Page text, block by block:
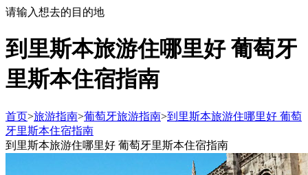
请输入想去的目的地
到里斯本旅游住哪里好 葡萄牙
里斯本住宿指南
首页>旅游指南>葡萄牙旅游指南>到里斯本旅游住哪里好 葡萄
牙里斯本住宿指南
到里斯本旅游住哪里好 葡萄牙里斯本住宿指南